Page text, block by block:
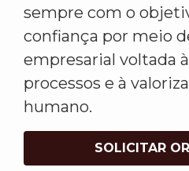
sempre com o
confiança por meio
empresarial voltada
processos e à
humano.
SOLICITAR